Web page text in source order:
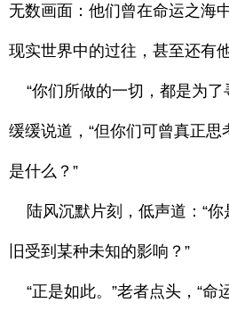
无数画面：他们曾在命运之海
现实世界中的过往，甚至还有
“你们所做的一切，都是为了
缓缓说道，“但你们可曾真正思
是什么？”
陆风沉默片刻，低声道：“你
旧受到某种未知的影响？”
“正是如此。”老者点头，“命